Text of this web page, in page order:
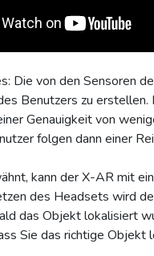
Die von den Sensoren
Benutzers zu
Genauigkeit von
folgen dann einer
kann der X-AR mit
des Headsets wird
das Objekt lokalisiert
Sie das richtige Objekt